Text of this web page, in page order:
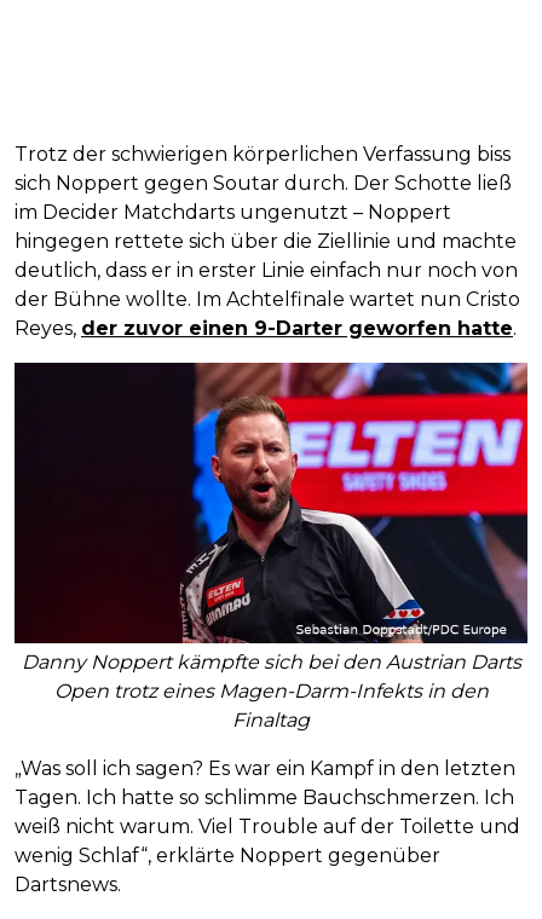
Trotz der schwierigen körperlichen Verfassung biss
sich Noppert gegen Soutar durch. Der Schotte ließ
im Decider Matchdarts ungenutzt – Noppert
hingegen rettete sich über die Ziellinie und machte
deutlich, dass er in erster Linie einfach nur noch von
der Bühne wollte. Im Achtelfinale wartet nun Cristo
Reyes, der zuvor einen 9-Darter geworfen hatte.
Danny Noppert kämpfte sich bei den Austrian Darts
Open trotz eines Magen-Darm-Infekts in den
Finaltag
„Was soll ich sagen? Es war ein Kampf in den letzten
Tagen. Ich hatte so schlimme Bauchschmerzen. Ich
weiß nicht warum. Viel Trouble auf der Toilette und
wenig Schlaf“, erklärte Noppert gegenüber
Dartsnews.